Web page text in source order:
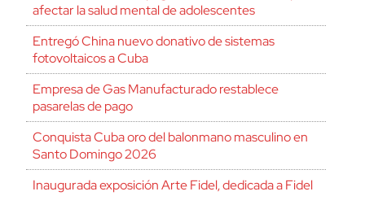
afectar la salud mental de adolescentes
Entregó China nuevo donativo de sistemas
fotovoltaicos a Cuba
Empresa de Gas Manufacturado restablece
pasarelas de pago
Conquista Cuba oro del balonmano masculino en
Santo Domingo 2026
Inaugurada exposición Arte Fidel, dedicada a Fidel